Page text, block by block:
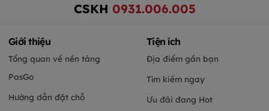
CSKH 0931.006.005
Giới thiệu
Tổng quan về nền tảng
PasGo
Hướng dẫn đặt chỗ
Tiện ích
Địa điểm gần bạn
Tìm kiếm ngay
Ưu đãi đang Hot